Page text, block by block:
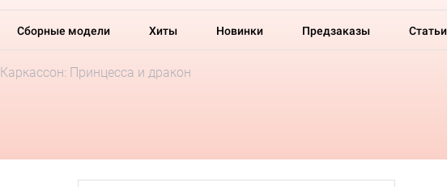
Сборные модели Хиты Новинки Предзаказы Статьи
Каркассон: Принцесса и дракон